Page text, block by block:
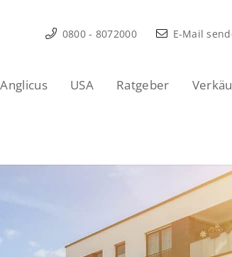
0800 - 8072000 E-Mail
USA Ratgeber